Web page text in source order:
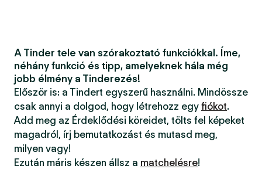
A Tinder tele van szórakoztató funkciókkal. Íme,
néhány funkció és tipp, amelyeknek hála még
jobb élmény a Tinderezés!
Először is: a Tindert egyszerű használni. Mindössze
csak annyi a dolgod, hogy létrehozz egy fiókot.
Add meg az Érdeklődési köreidet, tölts fel képeket
magadról, írj bemutatkozást és mutasd meg,
milyen vagy!
Ezután máris készen állsz a matchelésre!